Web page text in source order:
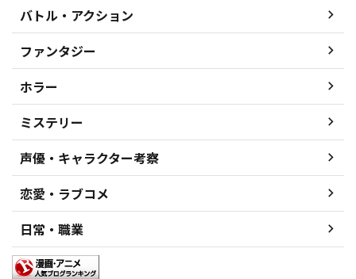
バトル・アクション
ファンタジー
ホラー
ミステリー
声優・キャラクター考察
恋愛・ラブコメ
日常・職業